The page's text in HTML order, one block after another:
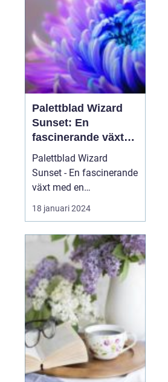
Palettblad Wizard
Sunset: En
fascinerande växt
med en
färgsprakande
skönhet
Palettblad Wizard
Sunset - En fascinerande
växt med en
färgsprakande skönhet
Palettblad Wizard
växt som har fångat
trädgårdsälskares och
växtentusiasters
uppmärksamhet över
hela världen. Med sina
unika färgvariationer
och vackra...
18 januari 2024